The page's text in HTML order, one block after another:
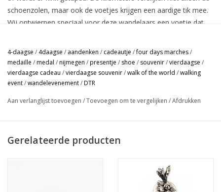
schoenzolen, maar ook de voetjes krijgen een aardige tik mee.
Wij ontwierpen speciaal voor deze wandelaars een voetje dat
4-daagse / 4daagse / aandenken / cadeautje /four days marches/
medaille /medal /nijmegen /presentje / shoe / souvenir/vierdaagse /
vierdaagse cadeau /vierdaagse souvenir/walk of the world /walking
event/wandelevenement/DTR
Aan verlanglijst toevoegen /Toevoegen om te vergelijken /Afdrukken
Gerelateerde producten